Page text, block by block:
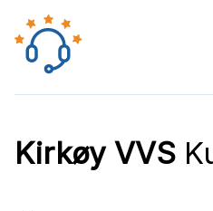
Kirkøy VVS